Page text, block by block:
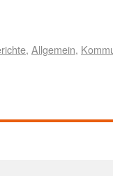
, Allgemein,